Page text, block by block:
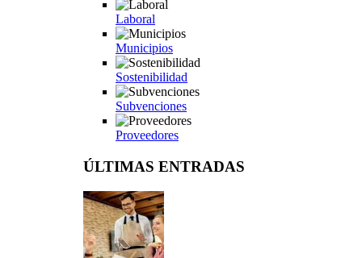
Laboral
Municipios
Sostenibilidad
Subvenciones
Proveedores
ÚLTIMAS ENTRADAS